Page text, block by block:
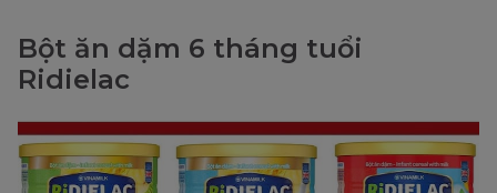
Bột ăn dặm 6 tháng tuổi
Ridielac